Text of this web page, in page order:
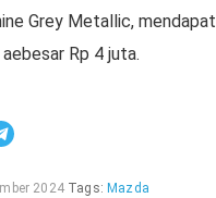
Grey Metallic, mendapat
Rp 4 juta.
2024 Tags: Mazda